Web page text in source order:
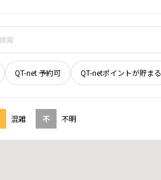
QT-net 予約可 QT-netポイントが貯まる
混雑 不 不明